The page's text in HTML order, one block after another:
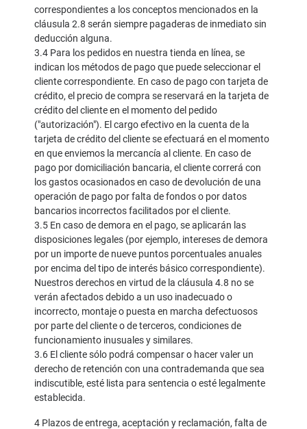
correspondientes a los conceptos mencionados en la
cláusula 2.8 serán siempre pagaderas de inmediato sin
deducción alguna.
3.4 Para los pedidos en nuestra tienda en línea, se
indican los métodos de pago que puede seleccionar el
cliente correspondiente. En caso de pago con tarjeta de
crédito, el precio de compra se reservará en la tarjeta de
crédito del cliente en el momento del pedido
("autorización"). El cargo efectivo en la cuenta de la
tarjeta de crédito del cliente se efectuará en el momento
en que enviemos la mercancía al cliente. En caso de
pago por domiciliación bancaria, el cliente correrá con
los gastos ocasionados en caso de devolución de una
operación de pago por falta de fondos o por datos
bancarios incorrectos facilitados por el cliente.
3.5 En caso de demora en el pago, se aplicarán las
disposiciones legales (por ejemplo, intereses de demora
por un importe de nueve puntos porcentuales anuales
por encima del tipo de interés básico correspondiente).
Nuestros derechos en virtud de la cláusula 4.8 no se
verán afectados debido a un uso inadecuado o
incorrecto, montaje o puesta en marcha defectuosos
por parte del cliente o de terceros, condiciones de
funcionamiento inusuales y similares.
3.6 El cliente sólo podrá compensar o hacer valer un
derecho de retención con una contrademanda que sea
indiscutible, esté lista para sentencia o esté legalmente
establecida.
4 Plazos de entrega, aceptación y reclamación, falta de